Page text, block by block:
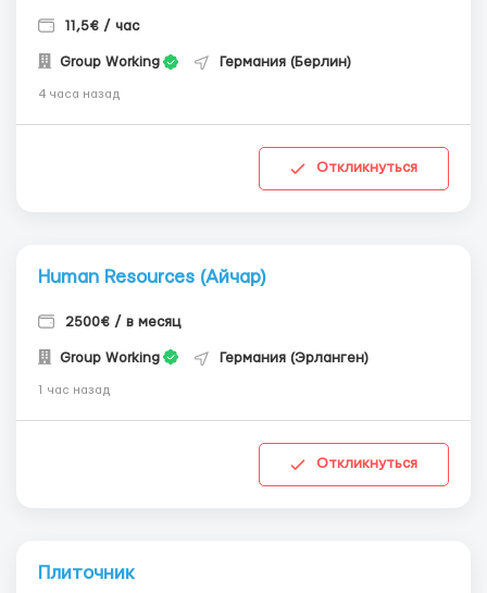
11,5€ / час
Group Working Германия (Берлин)
4 часа назад
Откликнуться
Human Resources (Айчар)
2500€ / в месяц
Group Working Германия (Эрланген)
1 час назад
Откликнуться
Плиточник